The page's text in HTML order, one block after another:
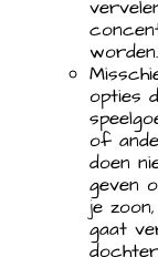
worden.
opties
of
doen
geven
je
gaat